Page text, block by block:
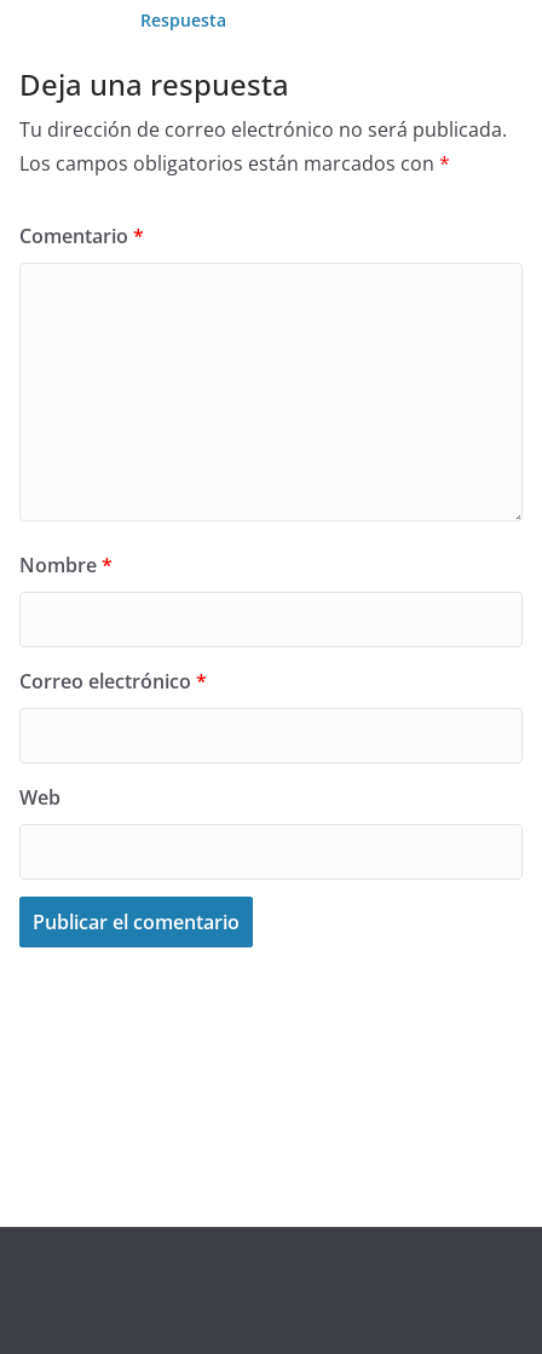
Respuesta
Deja una respuesta
Tu dirección de correo electrónico no será publicada.
Los campos obligatorios están marcados con *
Comentario *
Nombre*
Correo electrónico *
Web